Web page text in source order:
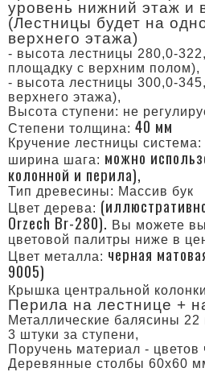
уровень нижний этаж и
(Лестницы будет на
верхнего этажа)
- высота лестницы 280,0-
площадку с верхним полом),
- высота лестницы 300,0-
верхнего этажа),
Высота ступени: не
Cтепени толщина: 40 мм
Кручение лестницы
ширина шага: можно
колонной и перила),
Тип древесины: Массив бук
Цвет дерева:
Orzech Br-280). Вы можете
цветовой палитры ниже в
Цвет металла: черная
9005)
Крышка центральной
Перила на лестнице +
Mеталлические балясины 22
3 штуки за ступени,
Поручень материал - цветов
Деревянные столбы 60х60